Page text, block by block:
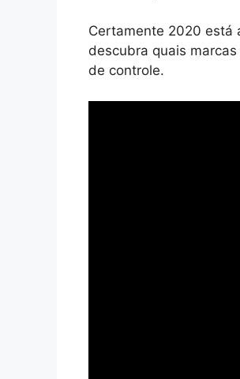
Certamente 2020 está
descubra quais
de controle.